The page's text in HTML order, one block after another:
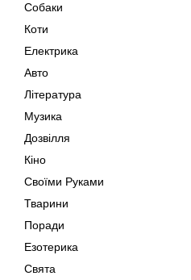
Собаки
Коти
Електрика
Авто
Література
Музика
Дозвілля
Кіно
Своїми Руками
Тварини
Поради
Езотерика
Свята